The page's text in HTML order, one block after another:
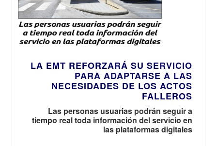
LA EMT REFORZARÁ SU SERVICIO
PARA ADAPTARSE A LAS
NECESIDADES DE LOS ACTOS
FALLEROS
Las personas usuarias podrán seguir a
tiempo real toda información del servicio en
las plataformas digitales